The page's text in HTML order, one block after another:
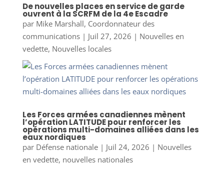
De nouvelles places en service de garde
ouvrent à la SCRFM de la 4e Escadre
par Mike Marshall, Coordonnateur des
communications| Juil 27, 2026 | Nouvelles en
vedette, Nouvelles locales
Les Forces armées canadiennes mènent
l’opération LATITUDE pour renforcer les
opérations multi-domaines alliées dans les
eaux nordiques
par Défense nationale| Juil 24, 2026 | Nouvelles
en vedette, nouvelles nationales